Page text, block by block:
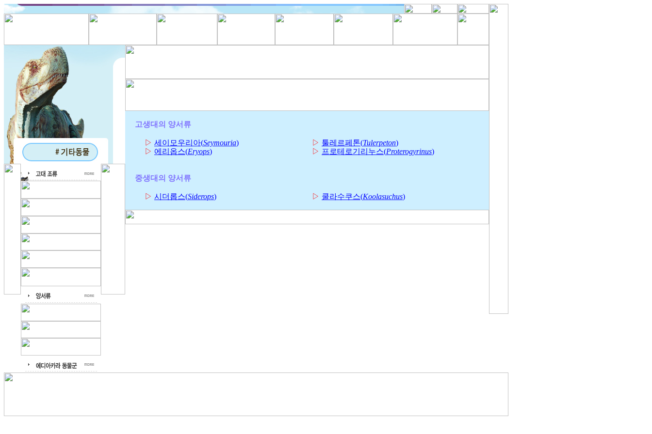
고생대의 양서류
▷ 세이모우리아(Seymouria) ▷ 툴레르페톤(Tulerpeton)
▷ 에리옵스(Eryops) ▷ 프로테로기리누스(Proterogyrinus)
중생대의 양서류
▷ 시더롭스(Siderops) ▷ 쿨라수쿠스(Koolasuchus)